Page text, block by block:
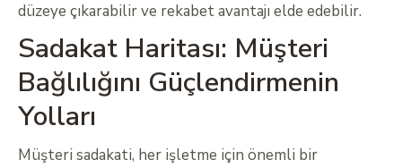
düzeye çıkarabilir ve rekabet avantajı elde edebilir.
Sadakat Haritası: Müşteri
Bağlılığını Güçlendirmenin
Yolları
Müşteri sadakati, her işletme için önemli bir